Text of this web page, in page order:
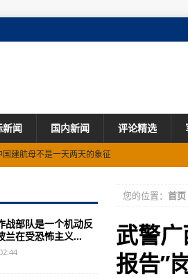
新闻 国内新闻 评论精选
发123天国产直-10新装备亮相说完
之前，你要做好被虐的准备
部队：人身安全部队已达现代化水平(组图)
天威慑大陆实力：解放军实战化演训验证两点
》超级工厂系列之《阿帕奇攻击直升机》
您的位置： 首页
武警
报告”
战部队是一个机动反
兰在受恐怖主义...